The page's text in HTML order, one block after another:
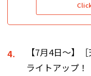
4.
【7月4日〜】
ライトアップ